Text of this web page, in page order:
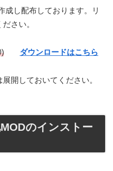
成し配布しております。リ
さい。
ダウンロードはこちら
開しておいてください。
のインストー